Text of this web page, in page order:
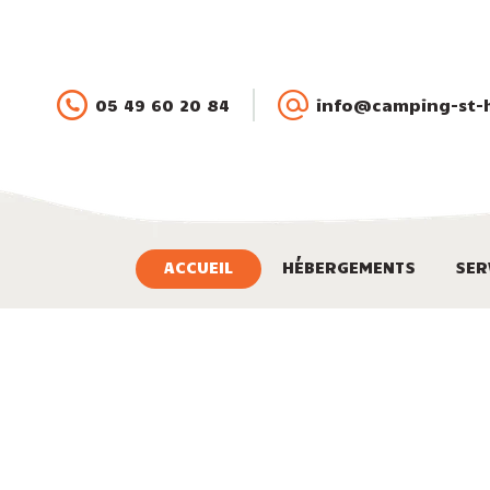
05 49 60 20 84 info@camping-st-
ACCUEIL HÉBERGEMENTS